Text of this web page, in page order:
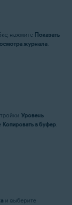
Rollup, 32- или
нажмите Показать
журнала.
Уровень
Копировать в буфер.
и выберите